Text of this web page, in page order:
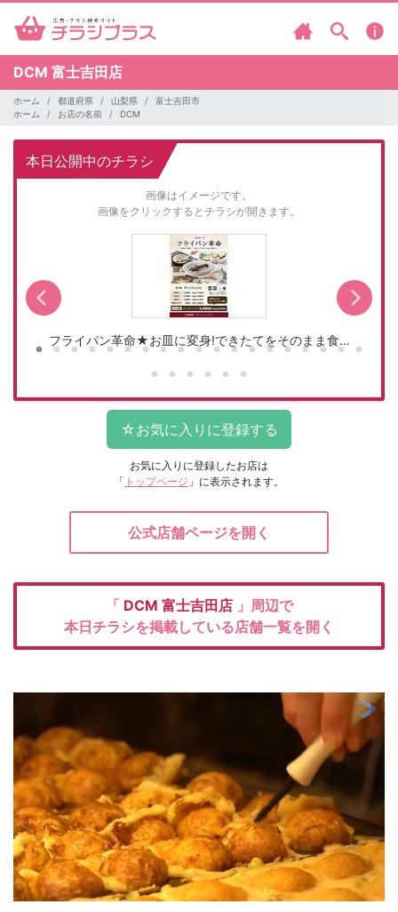
DCM 富士吉田店
ホーム 都道府県 山梨県
富士吉田市
ホーム
お店の名前 DCM
本日公開中のチラシ
画像はイメージです。
画像をクリックするとチラシが開きます。
フライパン革命★お皿に変身!できたてをそのまま食…
お気に入りに登録したお店は
「 トップページ 」に表示されます。
公式店舗ページを開く
「 DCM 富士吉田店 」周辺で
本日チラシを掲載している店舗一覧を開く